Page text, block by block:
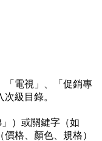
「電視」、「促銷專
級目錄。
）或關鍵字（如
價格、顏色、規格）